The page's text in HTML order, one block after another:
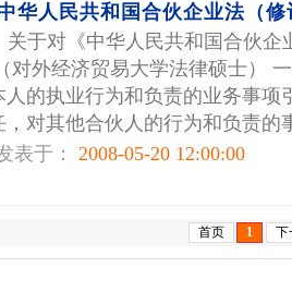
华人民共和国合伙企业法（
关于对《中华人民共和国合伙
对外经济贸易大学法律硕士）
人的执业行为和负责的业务事项
，对其他合伙人的行为和负责的
表于： 2008-05-20 12:00:00
首页 1 下